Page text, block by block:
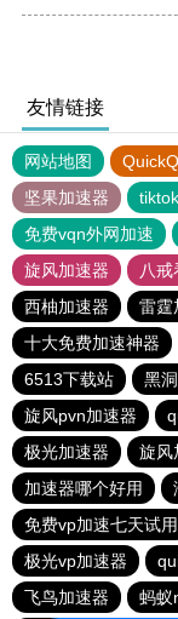
友情链接
网站地图 QuickQ
坚果加速器
免费vqn外网加速
旋风加速器
八戒
西柚加速器
雷霆
十大免费加速神器
6513下载站
黑
旋风pvn加速器
极光加速器
旋风
加速器哪个好用
免费vp加速七天试用
极光vp加速器
飞鸟加速器
蚂蚁